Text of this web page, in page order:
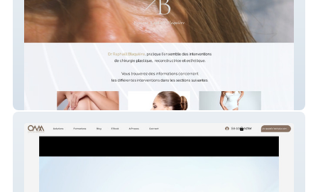
Docteur R. Blaquière